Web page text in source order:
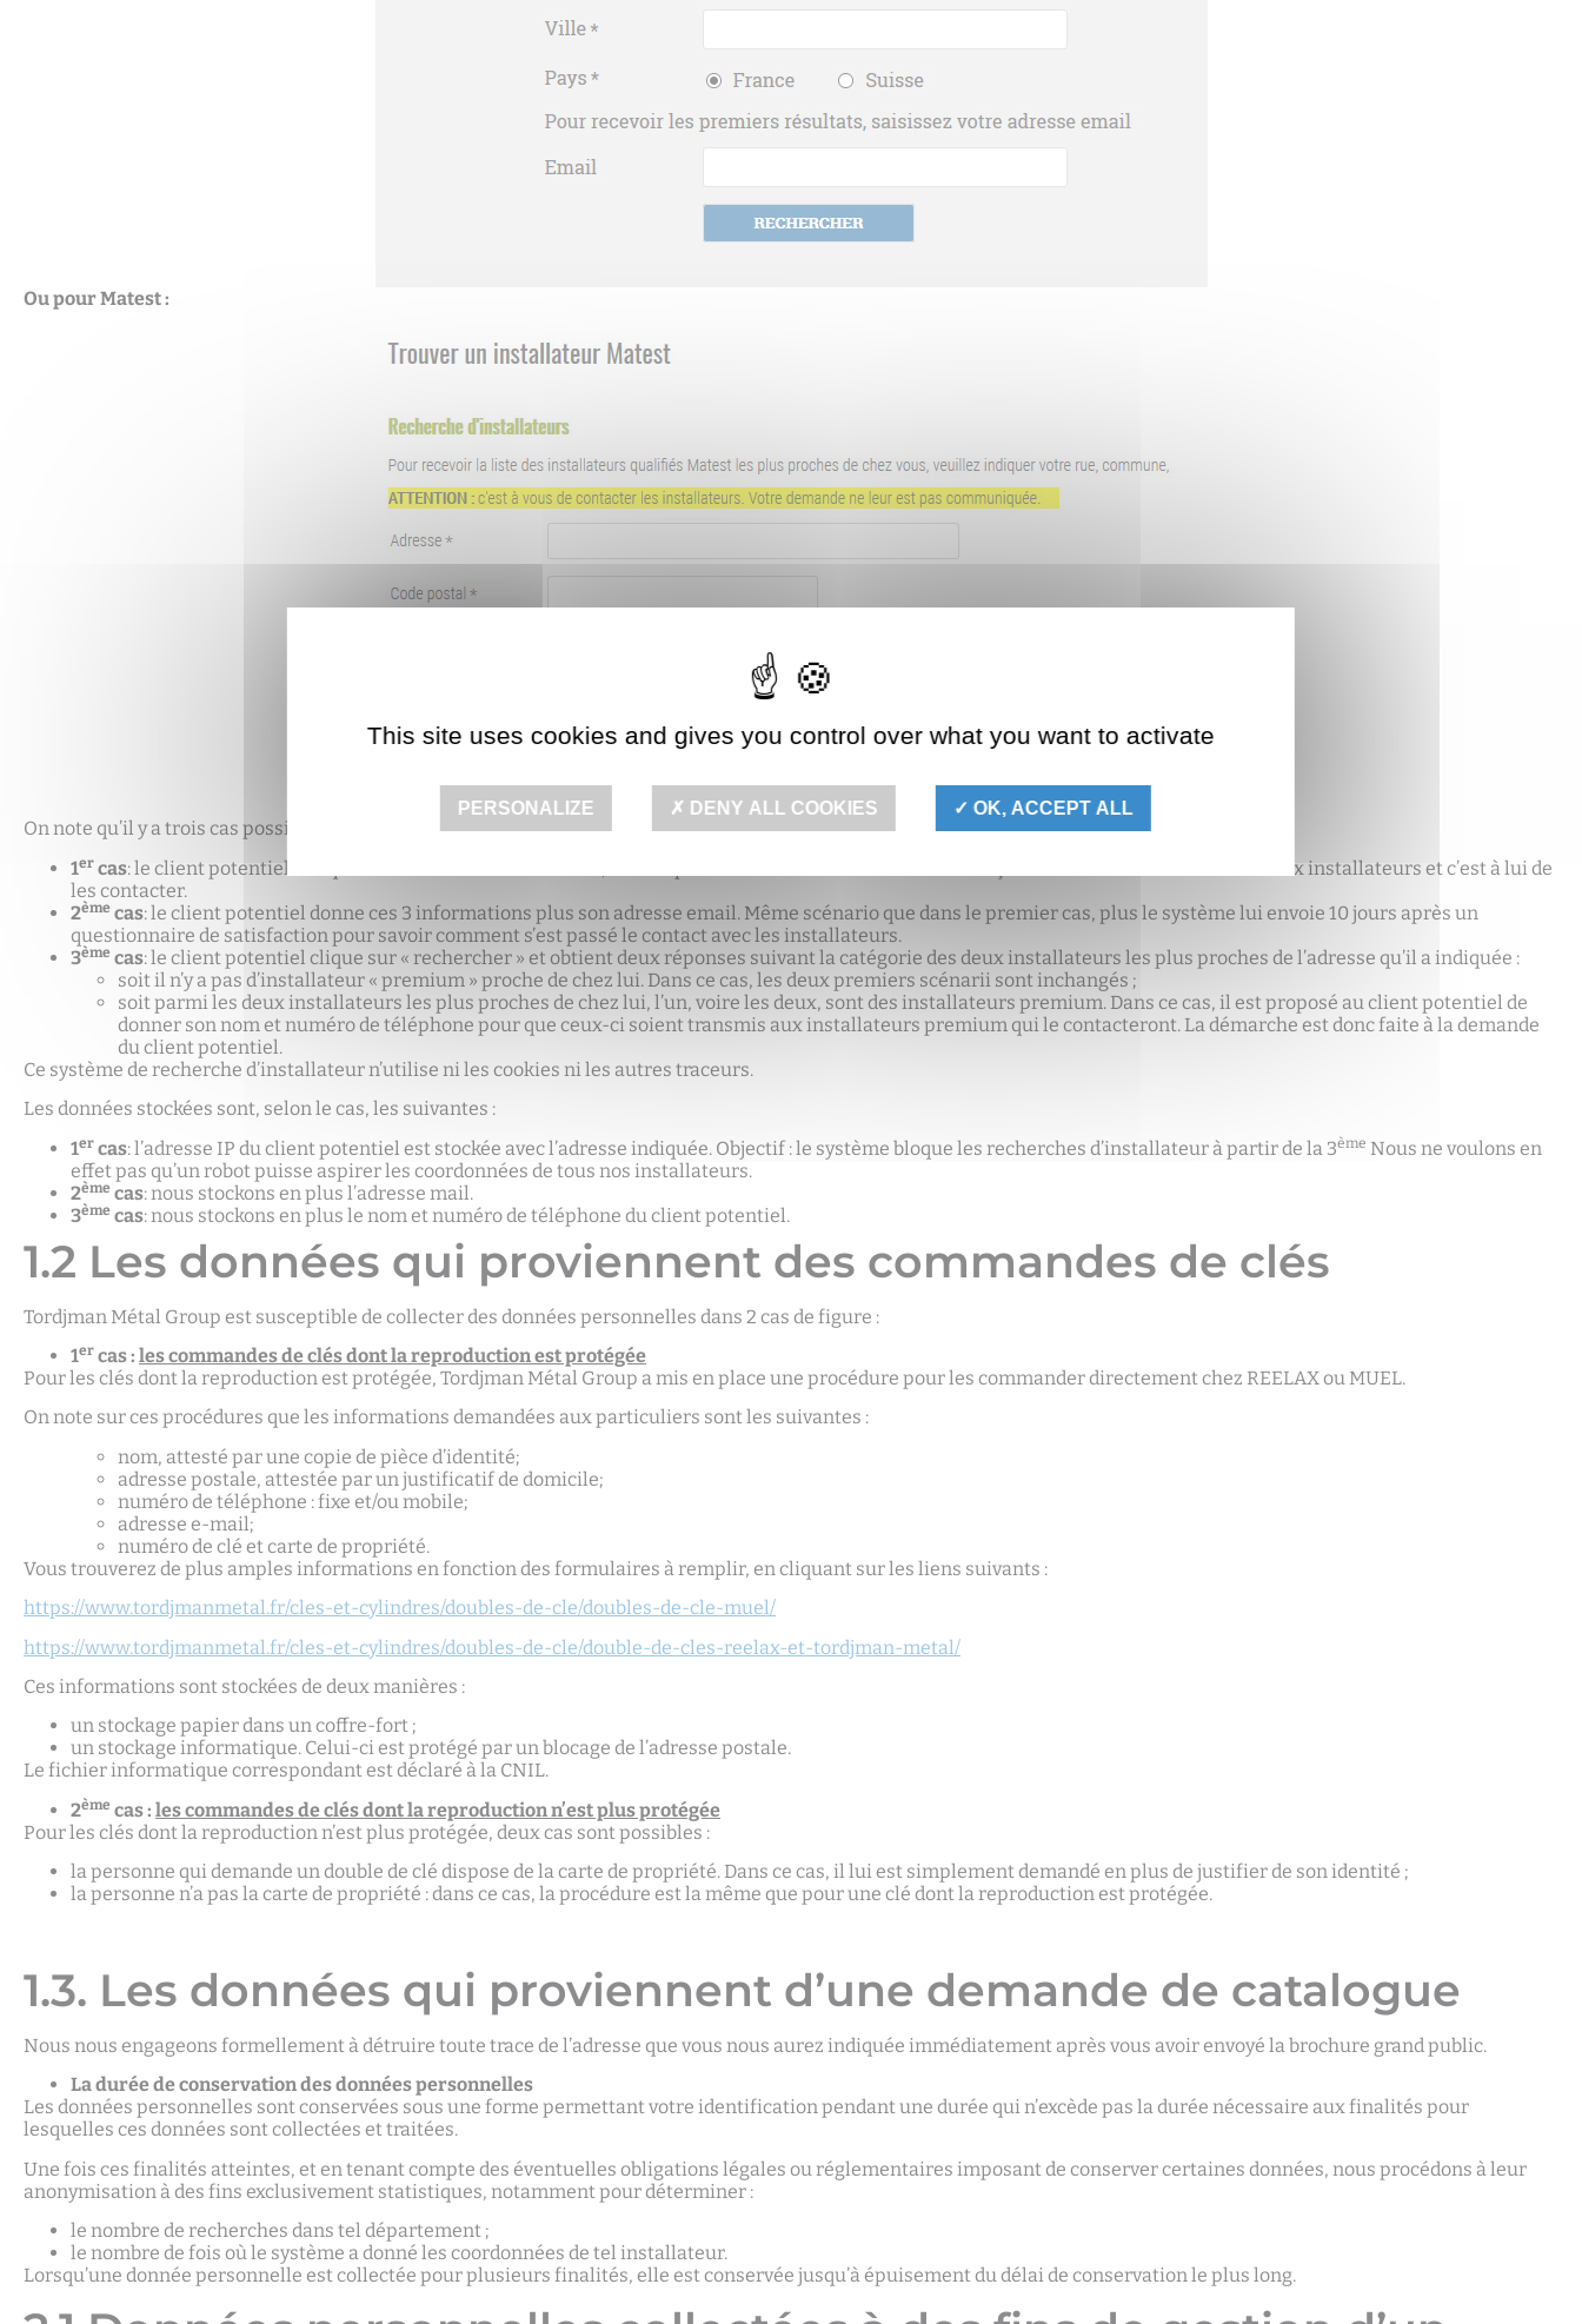
Ou pour Matest :
On note qu’il y a trois cas possibles :
1er cas: le client potentiel indique seulement le nom de la rue, le code postal et le nom de la commune. Il reçoit alors les coordonnées des deux installateurs et c’est à lui de
les contacter.
2ème cas: le client potentiel donne ces 3 informations plus son adresse email. Même scénario que dans le premier cas, plus le système lui envoie 10 jours après un
questionnaire de satisfaction pour savoir comment s’est passé le contact avec les installateurs.
3ème cas: le client potentiel clique sur « rechercher » et obtient deux réponses suivant la catégorie des deux installateurs les plus proches de l’adresse qu’il a indiquée :
soit il n’y a pas d’installateur « premium » proche de chez lui. Dans ce cas, les deux premiers scénarii sont inchangés ;
soit parmi les deux installateurs les plus proches de chez lui, l’un, voire les deux, sont des installateurs premium. Dans ce cas, il est proposé au client potentiel de
donner son nom et numéro de téléphone pour que ceux-ci soient transmis aux installateurs premium qui le contacteront. La démarche est donc faite à la demande
du client potentiel.
Ce système de recherche d’installateur n’utilise ni les cookies ni les autres traceurs.
Les données stockées sont, selon le cas, les suivantes :
1er cas: l’adresse IP du client potentiel est stockée avec l’adresse indiquée. Objectif : le système bloque les recherches d’installateur à partir de la 3ème Nous ne voulons en
effet pas qu’un robot puisse aspirer les coordonnées de tous nos installateurs.
2ème cas: nous stockons en plus l’adresse mail.
3ème cas: nous stockons en plus le nom et numéro de téléphone du client potentiel.
1.2 Les données qui proviennent des commandes de clés
Tordjman Métal Group est susceptible de collecter des données personnelles dans 2 cas de figure :
1er cas : les commandes de clés dont la reproduction est protégée
Pour les clés dont la reproduction est protégée, Tordjman Métal Group a mis en place une procédure pour les commander directement chez REELAX ou MUEL.
On note sur ces procédures que les informations demandées aux particuliers sont les suivantes :
nom, attesté par une copie de pièce d’identité;
adresse postale, attestée par un justificatif de domicile;
numéro de téléphone : fixe et/ou mobile;
adresse e-mail;
numéro de clé et carte de propriété.
Vous trouverez de plus amples informations en fonction des formulaires à remplir, en cliquant sur les liens suivants :
https://www.tordjmanmetal.fr/cles-et-cylindres/doubles-de-cle/doubles-de-cle-muel/
https://www.tordjmanmetal.fr/cles-et-cylindres/doubles-de-cle/double-de-cles-reelax-et-tordjman-metal/
Ces informations sont stockées de deux manières :
un stockage papier dans un coffre-fort ;
un stockage informatique. Celui-ci est protégé par un blocage de l’adresse postale.
Le fichier informatique correspondant est déclaré à la CNIL.
2ème cas : les commandes de clés dont la reproduction n’est plus protégée
Pour les clés dont la reproduction n’est plus protégée, deux cas sont possibles :
la personne qui demande un double de clé dispose de la carte de propriété. Dans ce cas, il lui est simplement demandé en plus de justifier de son identité ;
la personne n’a pas la carte de propriété : dans ce cas, la procédure est la même que pour une clé dont la reproduction est protégée.
1.3. Les données qui proviennent d’une demande de catalogue
Nous nous engageons formellement à détruire toute trace de l’adresse que vous nous aurez indiquée immédiatement après vous avoir envoyé la brochure grand public.
La durée de conservation des données personnelles
Les données personnelles sont conservées sous une forme permettant votre identification pendant une durée qui n’excède pas la durée nécessaire aux finalités pour
lesquelles ces données sont collectées et traitées.
Une fois ces finalités atteintes, et en tenant compte des éventuelles obligations légales ou réglementaires imposant de conserver certaines données, nous procédons à leur
anonymisation à des fins exclusivement statistiques, notamment pour déterminer :
le nombre de recherches dans tel département ;
le nombre de fois où le système a donné les coordonnées de tel installateur.
Lorsqu’une donnée personnelle est collectée pour plusieurs finalités, elle est conservée jusqu’à épuisement du délai de conservation le plus long.
This site uses cookies and gives you control over what you want to activate
PERSONALIZE DENY ALL COOKIES OK, ACCEPT ALL